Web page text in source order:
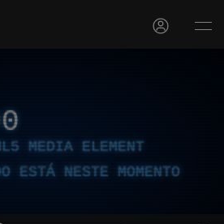
MEDIA ELEMENT
ESTÁ NESTE MOMENTO